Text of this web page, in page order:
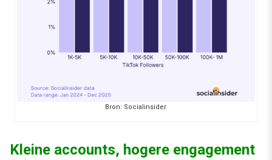
Bron: Socialinsider
Kleine accounts, hogere engagement